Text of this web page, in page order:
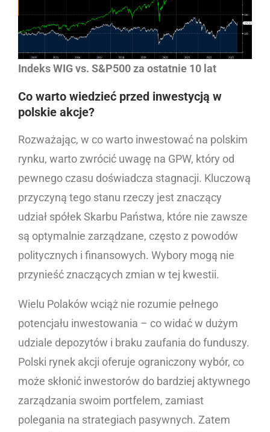
Indeks WIG vs. S&P500 za ostatnie 10 lat
Co warto wiedzieć przed inwestycją w
polskie akcje?
Rozważając, w co warto inwestować na polskim
rynku, warto zwrócić uwagę na GPW, który od
pewnego czasu doświadcza stagnacji. Kluczową
przyczyną tego stanu rzeczy jest znaczący
udział spółek Skarbu Państwa, które nie zawsze
są optymalnie zarządzane, często z powodów
politycznych i finansowych. Wybory mogą nie
przynieść znaczących zmian w tej kwestii.
Wielu Polaków wciąż nie rozumie pełnego
potencjału inwestowania – co widać w dużym
udziale depozytów i braku zaufania do funduszy.
Polski rynek akcji oferuje ograniczony wybór, co
może skłonić inwestorów do bardziej aktywnego
zarządzania swoim portfelem, zamiast
polegania na strategiach pasywnych. Zatem